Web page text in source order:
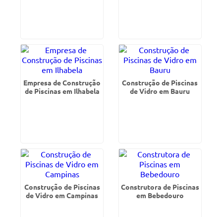
Empresa de Construção
de Piscinas em Ilhabela
Construção de Piscinas
de Vidro em Bauru
Construção de Piscinas
de Vidro em Campinas
Construtora de Piscinas
em Bebedouro